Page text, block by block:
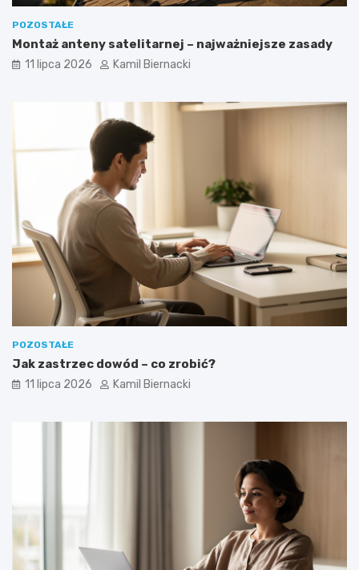
POZOSTAŁE
Montaż anteny satelitarnej – najważniejsze zasady
11 lipca 2026 Kamil Biernacki
POZOSTAŁE
Jak zastrzec dowód – co zrobić?
11 lipca 2026 Kamil Biernacki